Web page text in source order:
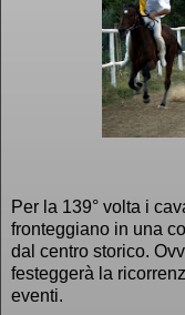
Per la 139° volta i
fronteggiano in una
dal centro storico.
festeggerà la
eventi.